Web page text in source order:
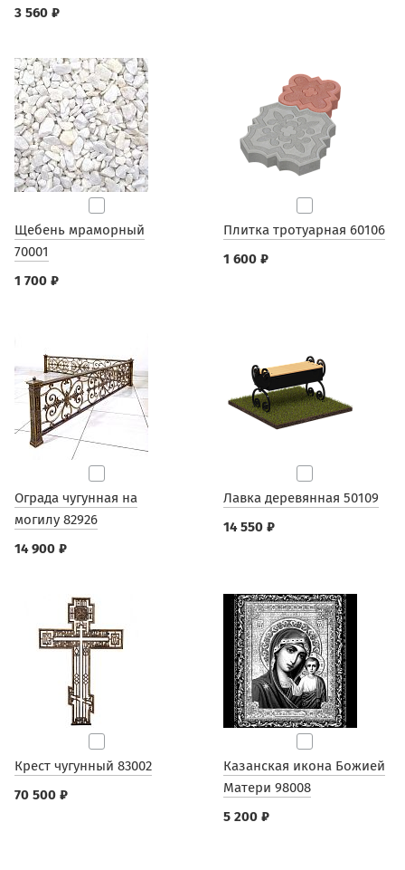
3 560 ₽
Щебень мраморный
70001
1 700 ₽
Плитка тротуарная 60106
1 600 ₽
Ограда чугунная на
могилу 82926
14 900 ₽
Лавка деревянная 50109
14 550 ₽
Крест чугунный 83002
70 500 ₽
Казанская икона Божией
Матери 98008
5 200 ₽